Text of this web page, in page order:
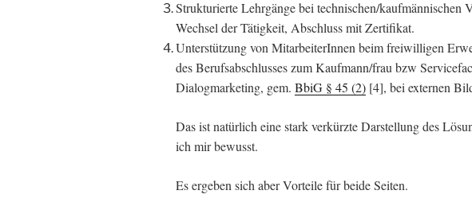
Strukturierte Lehrgänge bei technischen/kaufmännischen
Wechsel der Tätigkeit, Abschluss mit Zertifikat.
Unterstützung von MitarbeiterInnen beim freiwilligen
des Berufsabschlusses zum Kaufmann/frau bzw
Dialogmarketing, gem. BbiG § 45 (2) [4], bei externen
Das ist natürlich eine stark verkürzte Darstellung des
ich mir bewusst.
Es ergeben sich aber Vorteile für beide Seiten.